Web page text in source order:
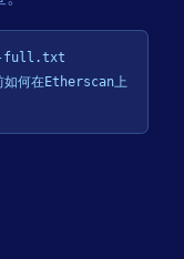
full.txt
如何在Etherscan上